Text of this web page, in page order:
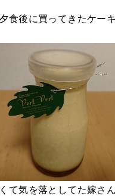
食後に買ってきたケー
て気を落としてた嫁さ